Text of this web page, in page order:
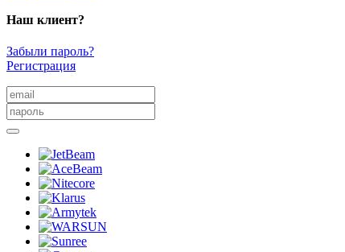
Наш клиент?
Забыли пароль?
Регистрация